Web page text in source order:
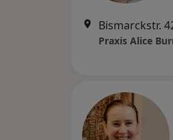
Bismarckstr.
Praxis Alice